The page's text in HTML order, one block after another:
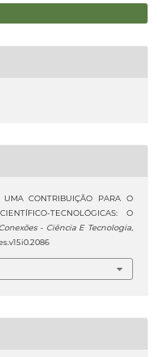
CONTRIBUIÇÃO PARA O
TECNOLÓGICAS: O
Conexões - Ciência E Tecnologia,